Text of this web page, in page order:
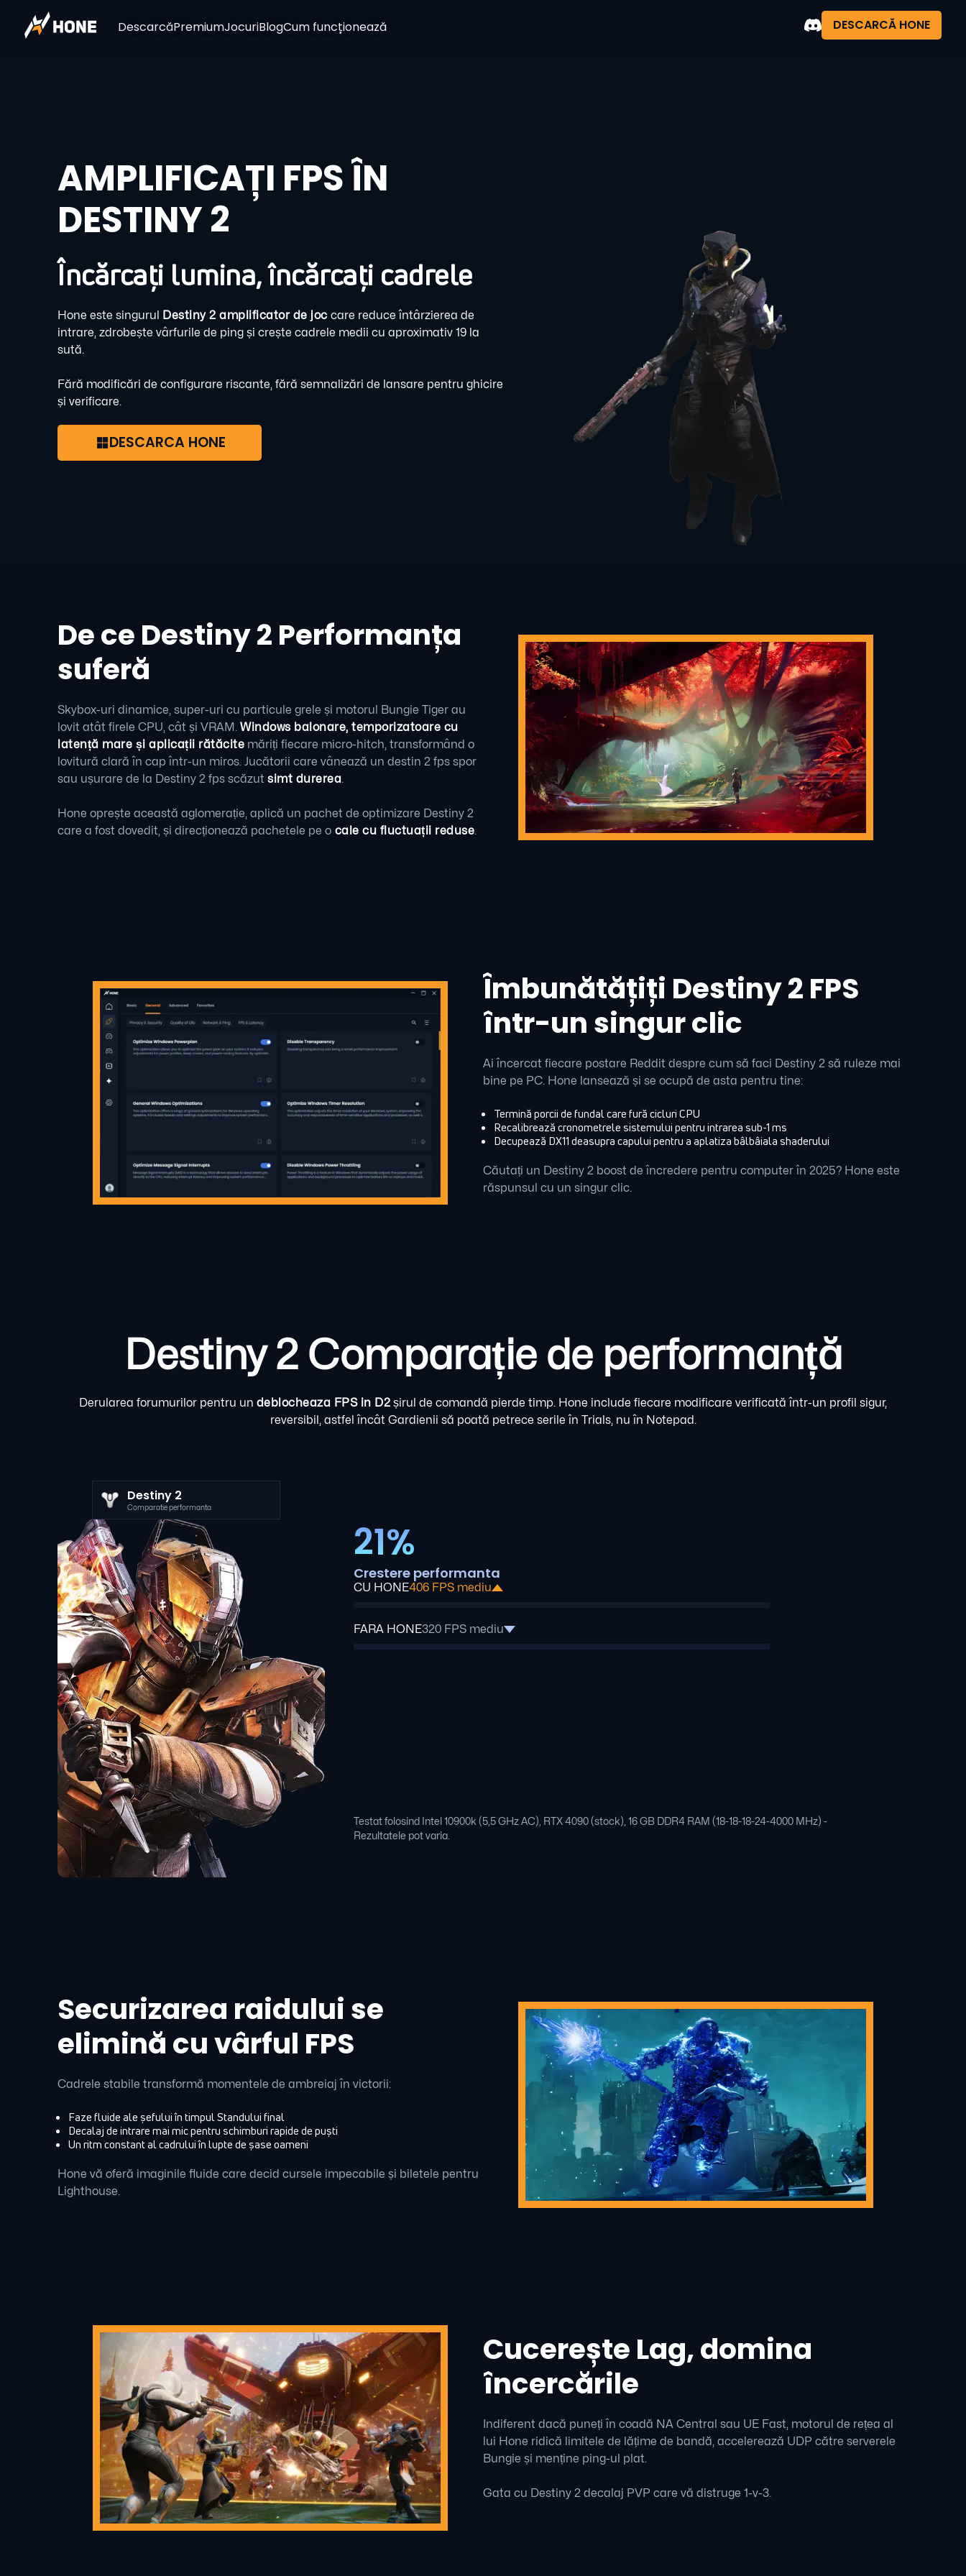
DescarcăPremiumJocuriBlogCum funcționează DESCARCĂ HONE
AMPLIFICAȚI FPS ÎN
DESTINY 2
Încărcați lumina, încărcați cadrele
Hone este singurul Destiny 2 amplificator de joc care reduce întârzierea de
intrare, zdrobește vârfurile de ping și crește cadrele medii cu aproximativ 19 la
sută.
Fără modificări de configurare riscante, fără semnalizări de lansare pentru ghicire
și verificare.
DESCARCA HONE
De ce Destiny 2 Performanța
suferă
Skybox-uri dinamice, super-uri cu particule grele și motorul Bungie Tiger au
lovit atât firele CPU, cât și VRAM. Windows balonare, temporizatoare cu
latență mare și aplicații rătăcite măriți fiecare micro-hitch, transformând o
lovitură clară în cap într-un miros. Jucătorii care vânează un destin 2 fps spor
sau ușurare de la Destiny 2 fps scăzut simt durerea.
Hone oprește această aglomerație, aplică un pachet de optimizare Destiny 2
care a fost dovedit, și direcționează pachetele pe o cale cu fluctuații reduse.
Îmbunătățiți Destiny 2 FPS
într-un singur clic
Ai încercat fiecare postare Reddit despre cum să faci Destiny 2 să ruleze mai
bine pe PC. Hone lansează și se ocupă de asta pentru tine:
Termină porcii de fundal care fură cicluri CPU
Recalibrează cronometrele sistemului pentru intrarea sub-1 ms
Decupează DX11 deasupra capului pentru a aplatiza bâlbâiala shaderului
Căutați un Destiny 2 boost de încredere pentru computer în 2025? Hone este
răspunsul cu un singur clic.
Destiny 2 Comparație de performanță
Derularea forumurilor pentru un deblocheaza FPS in D2 șirul de comandă pierde timp. Hone include fiecare modificare verificată într-un profil sigur,
reversibil, astfel încât Gardienii să poată petrece serile în Trials, nu în Notepad.
Destiny 2
Comparatie performanta
21%
Crestere performanta
CU HONE406 FPS mediu
FARA HONE320 FPS mediu
Testat folosind Intel 10900k (5,5 GHz AC), RTX 4090 (stock), 16 GB DDR4 RAM (18-18-18-24-4000 MHz) -
Rezultatele pot varia.
Securizarea raidului se
elimină cu vârful FPS
Cadrele stabile transformă momentele de ambreiaj în victorii:
Faze fluide ale șefului în timpul Standului final
Decalaj de intrare mai mic pentru schimburi rapide de puști
Un ritm constant al cadrului în lupte de șase oameni
Hone vă oferă imaginile fluide care decid cursele impecabile și biletele pentru
Lighthouse.
Cucerește Lag, domina
încercările
Indiferent dacă puneți în coadă NA Central sau UE Fast, motorul de rețea al
lui Hone ridică limitele de lățime de bandă, accelerează UDP către serverele
Bungie și menține ping-ul plat.
Gata cu Destiny 2 decalaj PVP care vă distruge 1-v-3.